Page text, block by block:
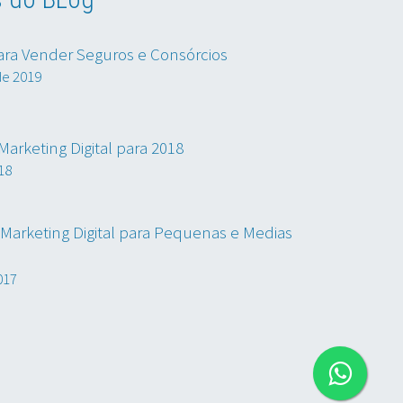
Vender Seguros e Consórcios
2019
Digital para 2018
Digital para Pequenas e Medias